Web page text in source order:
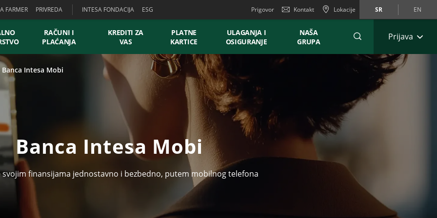
FARMER PRIVREDA INTESA FONDACIJA ESG Prigovor Kontakt Lokacije SR EN
RAČUNI I
PLAĆANJA
KREDITI ZA
VAS
PLATNE
KARTICE
ULAGANJA I
OSIGURANJE
NAŠA
GRUPA
Prijava
Intesa Mobi
Banca Intesa Mobi
svojim finansijama jednostavno i bezbedno, putem mobilnog telefona